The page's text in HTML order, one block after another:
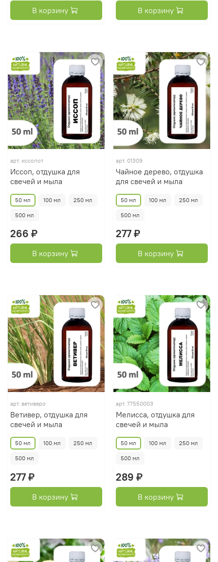
В корзину В корзину
арт. иссопот
Иссоп, отдушка для
свечей и мыла
50 мл 100 мл 250 мл
500 мл
266 ₽
В корзину
арт. 01309
Чайное дерево, отдушка
для свечей и мыла
50 мл 100 мл 250 мл
500 мл
277 ₽
В корзину
арт. ветиверо
Ветивер, отдушка для
свечей и мыла
50 мл 100 мл 250 мл
500 мл
277 ₽
В корзину
арт. 77550003
Мелисса, отдушка для
свечей и мыла
50 мл 100 мл 250 мл
500 мл
289 ₽
В корзину